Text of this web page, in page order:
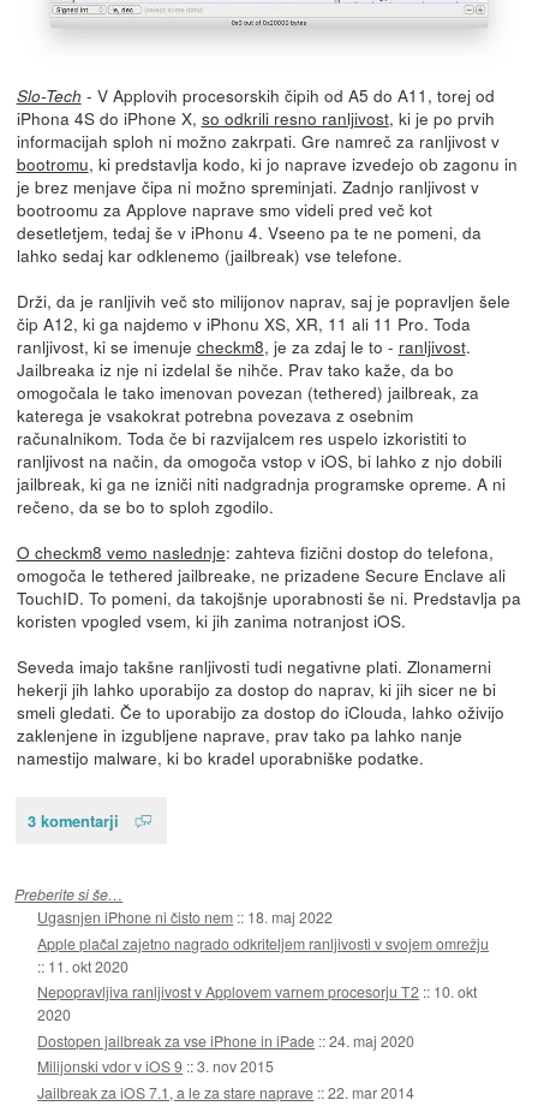
Slo-Tech - V Applovih procesorskih čipih od A5 do A11, torej od
iPhona 4S do iPhone X, so odkrili resno ranljivost, ki je po prvih
informacijah sploh ni možno zakrpati. Gre namreč za ranljivost v
bootromu, ki predstavlja kodo, ki jo naprave izvedejo ob zagonu in
je brez menjave čipa ni možno spreminjati. Zadnjo ranljivost v
bootroomu za Applove naprave smo videli pred več kot
desetletjem, tedaj še v iPhonu 4. Vseeno pa te ne pomeni, da
lahko sedaj kar odklenemo (jailbreak) vse telefone.
Drži, da je ranljivih več sto milijonov naprav, saj je popravljen šele
čip A12, ki ga najdemo v iPhonu XS, XR, 11 ali 11 Pro. Toda
ranljivost, ki se imenuje checkm8, je za zdaj le to - ranljivost.
Jailbreaka iz nje ni izdelal še nihče. Prav tako kaže, da bo
omogočala le tako imenovan povezan (tethered) jailbreak, za
katerega je vsakokrat potrebna povezava z osebnim
računalnikom. Toda če bi razvijalcem res uspelo izkoristiti to
ranljivost na način, da omogoča vstop v iOS, bi lahko z njo dobili
jailbreak, ki ga ne izniči niti nadgradnja programske opreme. A ni
rečeno, da se bo to sploh zgodilo.
O checkm8 vemo naslednje: zahteva fizični dostop do telefona,
omogoča le tethered jailbreake, ne prizadene Secure Enclave ali
TouchID. To pomeni, da takojšnje uporabnosti še ni. Predstavlja pa
koristen vpogled vsem, ki jih zanima notranjost iOS.
Seveda imajo takšne ranljivosti tudi negativne plati. Zlonamerni
hekerji jih lahko uporabijo za dostop do naprav, ki jih sicer ne bi
smeli gledati. Če to uporabijo za dostop do iClouda, lahko oživijo
zaklenjene in izgubljene naprave, prav tako pa lahko nanje
namestijo malware, ki bo kradel uporabniške podatke.
3 komentarji
Preberite si še…
Ugasnjen iPhone ni čisto nem :: 18. maj 2022
Apple plačal zajetno nagrado odkriteljem ranljivosti v svojem omrežju
:: 11. okt 2020
Nepopravljiva ranljivost v Applovem varnem procesorju T2 :: 10. okt
2020
Dostopen jailbreak za vse iPhone in iPade ::24. maj 2020
Milijonski vdor v iOS 9 ::3. nov 2015
Jailbreak za iOS 7.1, a le za stare naprave ::22. mar 2014